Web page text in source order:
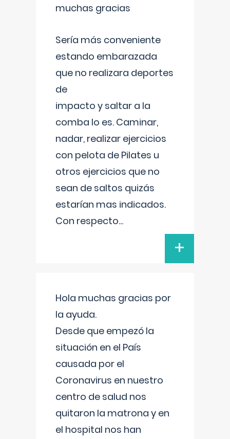
muchas gracias
Sería más conveniente
estando embarazada
que no realizara deportes
de
impacto y saltar a la
comba lo es. Caminar,
nadar, realizar ejercicios
con pelota de Pilates u
otros ejercicios que no
sean de saltos quizás
estarían mas indicados.
Con respecto...
+
Hola muchas gracias por
la ayuda.
Desde que empezó la
situación en el País
causada por el
Coronavirus en nuestro
centro de salud nos
quitaron la matrona y en
el hospital nos han